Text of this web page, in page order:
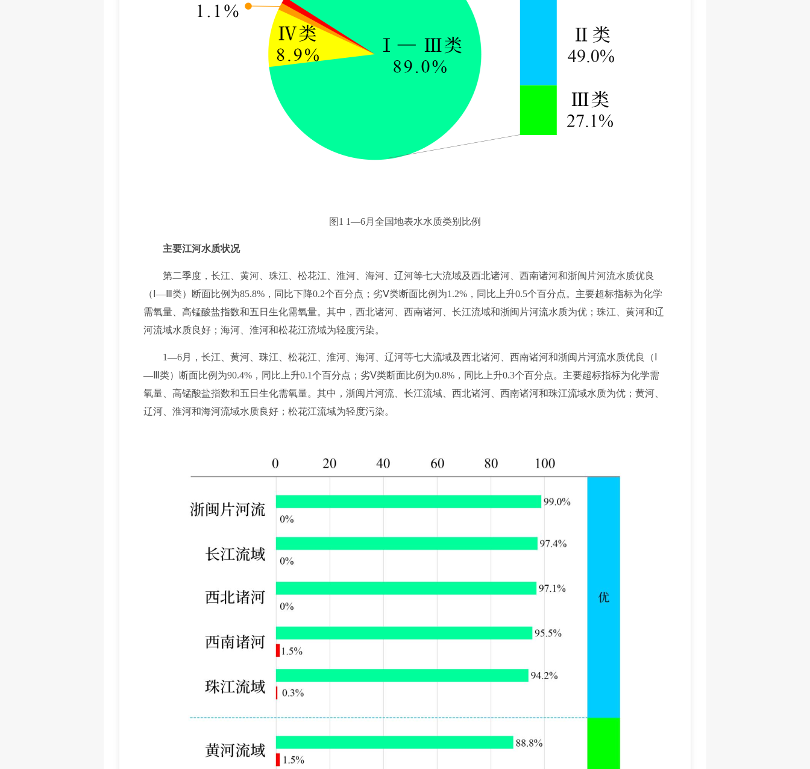
图1 1—6月全国地表水水质类别比例
主要江河水质状况
第二季度，长江、黄河、珠江、松花江、淮河、海河、辽河等七大流域及西北诸河、西南诸河和浙闽片河流水质优良
（Ⅰ—Ⅲ类）断面比例为85.8%，同比下降0.2个百分点；劣Ⅴ类断面比例为1.2%，同比上升0.5个百分点。主要超标指标为化学
需氧量、高锰酸盐指数和五日生化需氧量。其中，西北诸河、西南诸河、长江流域和浙闽片河流水质为优；珠江、黄河和辽
河流域水质良好；海河、淮河和松花江流域为轻度污染。
1—6月，长江、黄河、珠江、松花江、淮河、海河、辽河等七大流域及西北诸河、西南诸河和浙闽片河流水质优良（Ⅰ
—Ⅲ类）断面比例为90.4%，同比上升0.1个百分点；劣Ⅴ类断面比例为0.8%，同比上升0.3个百分点。主要超标指标为化学需
氧量、高锰酸盐指数和五日生化需氧量。其中，浙闽片河流、长江流域、西北诸河、西南诸河和珠江流域水质为优；黄河、
辽河、淮河和海河流域水质良好；松花江流域为轻度污染。